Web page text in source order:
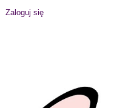
Zaloguj się